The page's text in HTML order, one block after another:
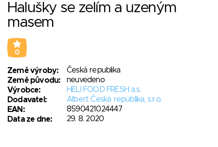
Halušky se zelím a uzeným
masem
0
Země výroby:
Česká republika
Země původu:
neuvedeno
Výrobce:
HELI FOOD FRESH a.s.
Dodavatel:
Albert Česká republika, s.r.o.
EAN:
8590421024447
Data ze dne:
29. 8. 2020